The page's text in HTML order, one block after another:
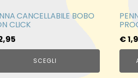
CANCELLABILE BOBO
CLICK
SCEGLI
€